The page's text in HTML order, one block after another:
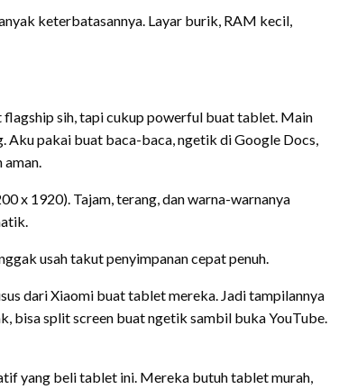
keterbatasannya. Layar burik, RAM kecil,
flagship sih, tapi cukup powerful buat tablet. Main
Aku pakai buat baca-baca, ngetik di Google Docs,
x 1920). Tajam, terang, dan warna-warnanya
usah takut penyimpanan cepat penuh.
dari Xiaomi buat tablet mereka. Jadi tampilannya
bisa split screen buat ngetik sambil buka YouTube.
yang beli tablet ini. Mereka butuh tablet murah,